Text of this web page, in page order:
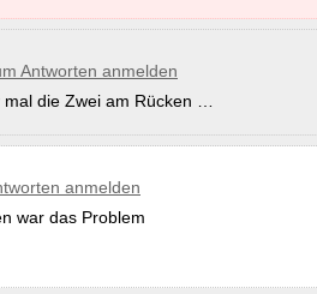
Antworten anmelden
die Zwei am Rücken …
anmelden
war das Problem